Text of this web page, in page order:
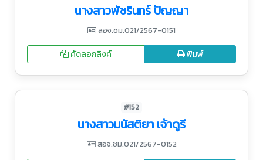
นางสาวพัชรินทร์ ปัญญา
สอจ.ชม.021/2567-0151
คัดลอกลิงค์ พิมพ์
#152
นางสาวมนัสติยา เจ้าดูรี
สอจ.ชม.021/2567-0152